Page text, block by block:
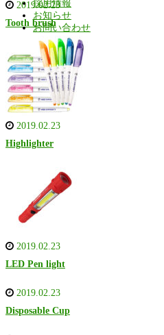
採用情報
お知らせ
お問い合わせ
2019.02.23
Tooth brush
2019.02.23
Highlighter
2019.02.23
LED Pen light
2019.02.23
Disposable Cup